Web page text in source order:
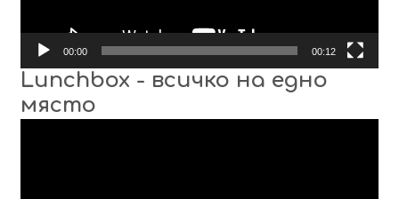
00:00 00:12
Lunchbox - всичко на едно
място